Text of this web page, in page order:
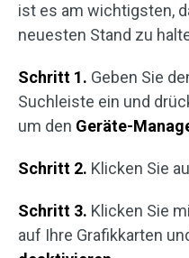
ist es am wichtigsten,
neuesten Stand zu
Schritt 1. Geben Sie
Suchleiste ein und
um den Geräte-
Schritt 2. Klicken Sie
Schritt 3. Klicken Sie
auf Ihre Grafikkarten